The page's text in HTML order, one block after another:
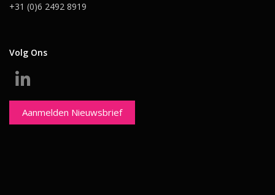
+31 (0)6 2492 8919
Volg Ons
Aanmelden Nieuwsbrief